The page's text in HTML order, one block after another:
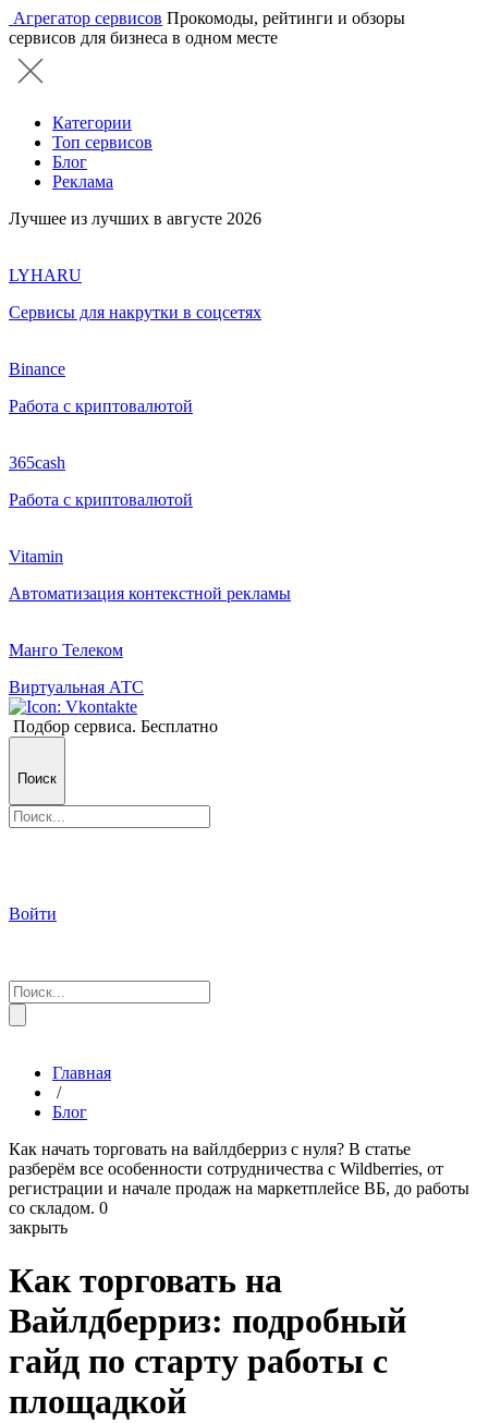
Агрегатор сервисов Прокомоды, рейтинги и обзоры
сервисов для бизнеса в одном месте
Категории
Топ сервисов
Блог
Реклама
Лучшее из лучших в августе 2026
LYHARU
Сервисы для накрутки в соцсетях
Binance
Работа с криптовалютой
365cash
Работа с криптовалютой
Vitamin
Автоматизация контекстной рекламы
Манго Телеком
Виртуальная АТС
Подбор сервиса. Бесплатно
Поиск
Войти
Главная
/
Блог
Как начать торговать на вайлдберриз с нуля? В статье
разберём все особенности сотрудничества с Wildberries, от
регистрации и начале продаж на маркетплейсе ВБ, до работы
со складом. 0
закрыть
Как торговать на
Вайлдберриз: подробный
гайд по старту работы с
площадкой